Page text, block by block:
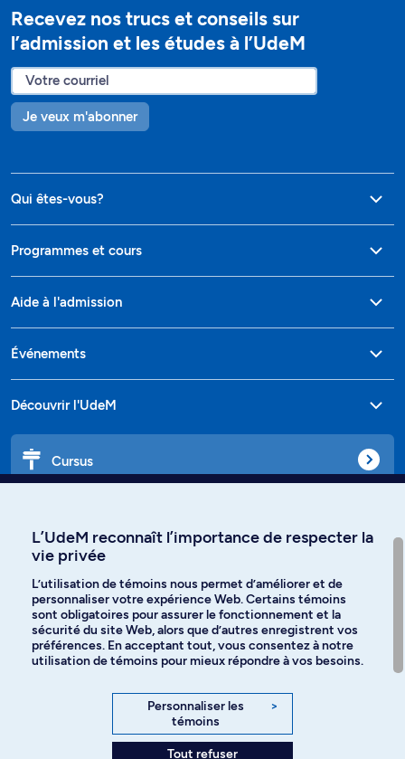
Recevez nos trucs et conseils sur
l’admission et les études à l’UdeM
Je veux m'abonner
Qui êtes-vous?
Programmes et cours
Aide à l'admission
Événements
Découvrir l'UdeM
Cursus
Langues
Facebook Instagram
YouTube
L’UdeM reconnaît l’importance de respecter la
vie privée
L’utilisation de témoins nous permet d’améliorer et de
personnaliser votre expérience Web. Certains témoins
sont obligatoires pour assurer le fonctionnement et la
sécurité du site Web, alors que d’autres enregistrent vos
préférences. En acceptant tout, vous consentez à notre
utilisation de témoins pour mieux répondre à vos besoins.
Personnaliser les
témoins
>
Tout refuser